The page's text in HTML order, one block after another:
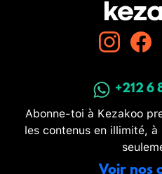
+212 6
Abonne-toi à Kezakoo
les contenus en illimité,
Voir nos